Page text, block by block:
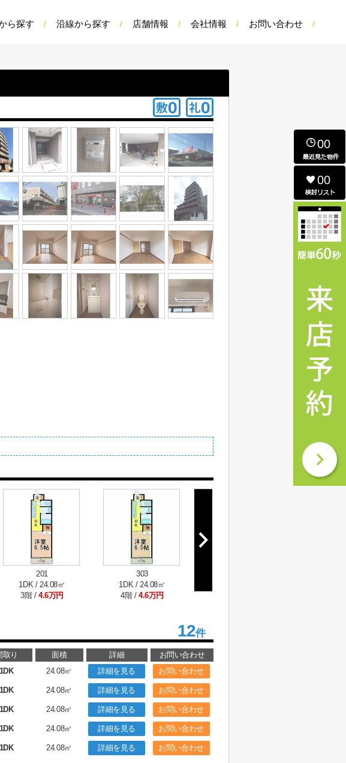
ら探す 沿線から探す 店舗情報 会社情報 お問い合わせ
201
1DK / 24.08㎡
3階 / 4.6万円
303
1DK / 24.08㎡
4階 / 4.6万円
12件
取り 面積 詳細
お問い合わせ
1DK 24.08㎡ 詳細を見る お問い合わせ
1DK 24.08㎡ 詳細を見る お問い合わせ
1DK 24.08㎡ 詳細を見る お問い合わせ
1DK 24.08㎡ 詳細を見る お問い合わせ
1DK 24.08㎡ 詳細を見る お問い合わせ
00
00